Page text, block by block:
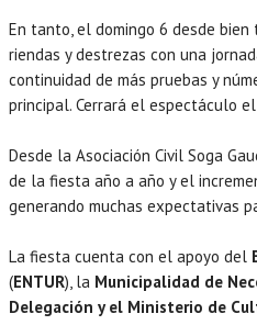
En tanto, el domingo 6 desde
riendas y destrezas con una
continuidad de más pruebas y
principal. Cerrará el espectáculo
Desde la Asociación Civil Soga
de la fiesta año a año y el
generando muchas expectativas
La fiesta cuenta con el apoyo del
(ENTUR), la Municipalidad de
Delegación y el Ministerio de